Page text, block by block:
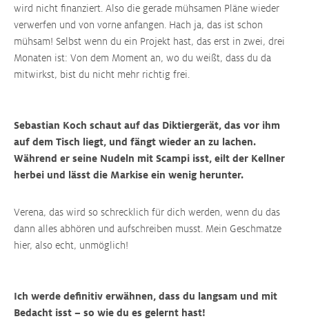
wird nicht finanziert. Also die gerade mühsamen Pläne wieder
verwerfen und von vorne anfangen. Hach ja, das ist schon
mühsam! Selbst wenn du ein Projekt hast, das erst in zwei, drei
Monaten ist: Von dem Moment an, wo du weißt, dass du da
mitwirkst, bist du nicht mehr richtig frei.
Sebastian Koch schaut auf das Diktiergerät, das vor ihm
auf dem Tisch liegt, und fängt wieder an zu lachen.
Während er seine Nudeln mit Scampi isst, eilt der Kellner
herbei und lässt die Markise ein wenig herunter.
Verena, das wird so schrecklich für dich werden, wenn du das
dann alles abhören und aufschreiben musst. Mein Geschmatze
hier, also echt, unmöglich!
Ich werde definitiv erwähnen, dass du langsam und mit
Bedacht isst – so wie du es gelernt hast!